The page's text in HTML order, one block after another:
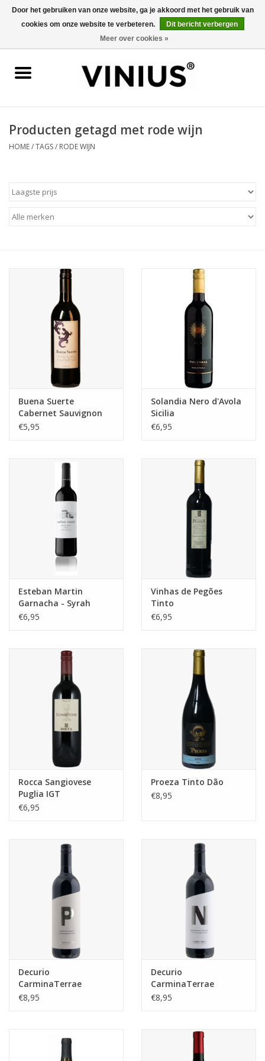
0 Artikelen - €0,00
Wijn per kleur/soort
Wijnproeverij
Over Vinius
Producten getagd met rode wijn
HOME/TAGS/ RODE WIJN
Buena Suerte
Cabernet Sauvignon
€5,95
Solandia Nero d'Avola
Sicilia
€6,95
Esteban Martin
Garnacha - Syrah
€6,95
Vinhas de Pegões
Tinto
€6,95
Rocca Sangiovese
Puglia IGT
€6,95
Proeza Tinto Dão
€8,95
Decurio
CarminaTerrae
Primitivo Salento
€8,95
Decurio
CarminaTerrae
Negroamaro Salento
€8,95
Door het gebruiken van onze website, ga je akkoord met het gebruik van
cookies om onze website te verbeteren.
Dit bericht verbergen
Meer over cookies »